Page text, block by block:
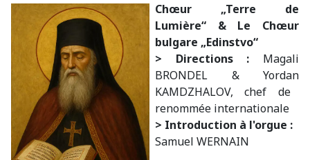
Chœur „Terre de
Lumière“ & Le Chœur
bulgare „Edinstvo“
> Directions : Magali
BRONDEL & Yordan
KAMDZHALOV, chef de
renommée internationale
> Introduction à l'orgue :
Samuel WERNAIN